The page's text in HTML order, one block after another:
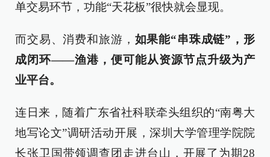
单交易环节，功能“天花板”很快就会显现。
而交易、消费和旅游， 如果能“串珠成链”，形
成闭环——渔港，便可能从资源节点升级为产
业平台。
连日来，随着广东省社科联牵头组织的“南粤大
地写论文”调研活动开展，深圳大学管理学院院
长张卫国带领调查团走进台山，开展了为期28